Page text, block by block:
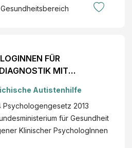
FÜR
MIT
SPEKTRUM
Autistenhilfe
2013
für Gesundheit
Klinischer PsychologInnen